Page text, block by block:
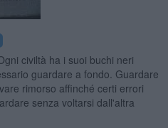
civiltà ha i suoi buchi neri
guardare a fondo. Guardare
rimorso affinché certi errori
senza voltarsi dall'altra